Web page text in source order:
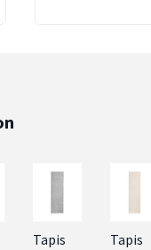
Tapis
Tapis